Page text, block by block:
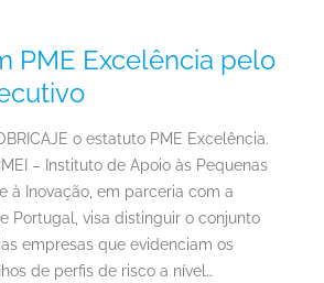
PME Excelência pelo
o estatuto PME Excelência.
– Instituto de Apoio às Pequenas
à Inovação, em parceria com a
Portugal, visa distinguir o conjunto
empresas que evidenciam os
de perfis de risco a nível…